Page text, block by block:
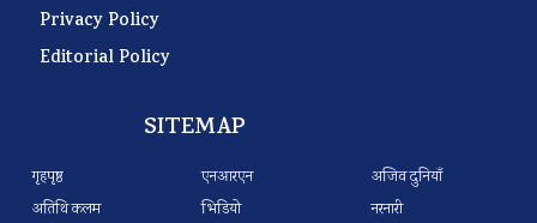
Privacy Policy
Editorial Policy
SITEMAP
गृहपृष्ठ
अतिथि कलम
एनआरएन
भिडियो
अजिव दुनियाँ
नरनारी